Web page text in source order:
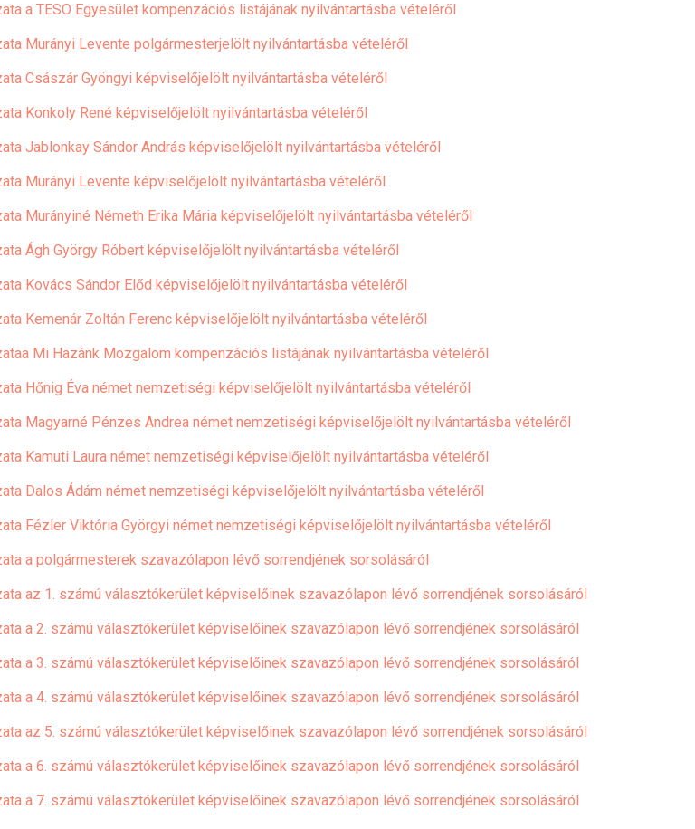
a TESO Egyesület kompenzációs listájának nyilvántartásba vételéről
Murányi Levente polgármesterjelölt nyilvántartásba vételéről
Császár Gyöngyi képviselőjelölt nyilvántartásba vételéről
Konkoly René képviselőjelölt nyilvántartásba vételéről
Jablonkay Sándor András képviselőjelölt nyilvántartásba vételéről
Murányi Levente képviselőjelölt nyilvántartásba vételéről
Murányiné Németh Erika Mária képviselőjelölt nyilvántartásba vételéről
Ágh György Róbert képviselőjelölt nyilvántartásba vételéről
Kovács Sándor Előd képviselőjelölt nyilvántartásba vételéről
Kemenár Zoltán Ferenc képviselőjelölt nyilvántartásba vételéről
Mi Hazánk Mozgalom kompenzációs listájának nyilvántartásba vételéről
Hőnig Éva német nemzetiségi képviselőjelölt nyilvántartásba vételéről
Magyarné Pénzes Andrea német nemzetiségi képviselőjelölt nyilvántartásba vételéről
Kamuti Laura német nemzetiségi képviselőjelölt nyilvántartásba vételéről
Dalos Ádám német nemzetiségi képviselőjelölt nyilvántartásba vételéről
Fézler Viktória Györgyi német nemzetiségi képviselőjelölt nyilvántartásba vételéről
a polgármesterek szavazólapon lévő sorrendjének sorsolásáról
az 1. számú választókerület képviselőinek szavazólapon lévő sorrendjének sorsolásáról
a 2. számú választókerület képviselőinek szavazólapon lévő sorrendjének sorsolásáról
a 3. számú választókerület képviselőinek szavazólapon lévő sorrendjének sorsolásáról
a 4. számú választókerület képviselőinek szavazólapon lévő sorrendjének sorsolásáról
az 5. számú választókerület képviselőinek szavazólapon lévő sorrendjének sorsolásáról
a 6. számú választókerület képviselőinek szavazólapon lévő sorrendjének sorsolásáról
a 7. számú választókerület képviselőinek szavazólapon lévő sorrendjének sorsolásáról